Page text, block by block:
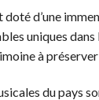
d’une
uniques
à
du pays